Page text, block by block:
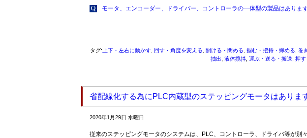
モータ、エンコーダー、ドライバー、コントローラの一体型の製品はありま
タグ: 上下・左右に動かす 回す・角度を変える 開ける・閉める 掴む・把持・締める 巻
抽出 液体撹拌, 運ぶ・送る・搬送 押す
省配線化する為にPLC内蔵型のステッピングモータはありま
2020年1月29日 水曜日
従来のステッピングモータのシステムは、PLC、コントローラ、ドライバ等が別